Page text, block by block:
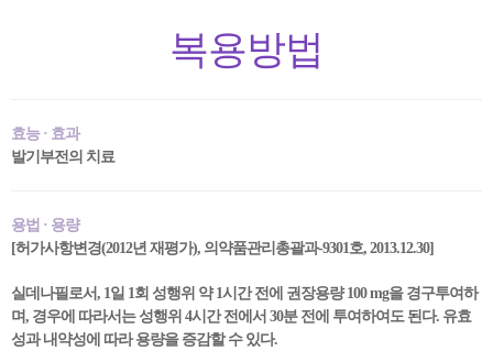
복용방법
효능 · 효과
발기부전의 치료
용법 · 용량
[허가사항변경(2012년 재평가), 의약품관리총괄과-9301호, 2013.12.30]
실데나필로서, 1일 1회 성행위 약 1시간 전에 권장용량 100 mg을 경구투여하
며, 경우에 따라서는 성행위 4시간 전에서 30분 전에 투여하여도 된다. 유효
성과 내약성에 따라 용량을 증감할 수 있다.